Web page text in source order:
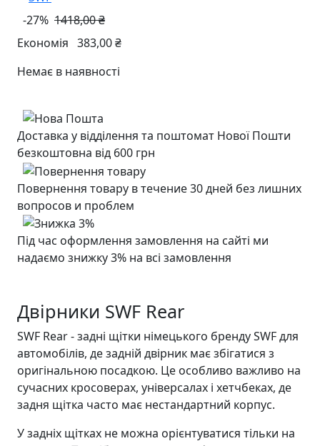
-27% 1418,00 ₴
Економія 383,00 ₴
Немає в наявності
Доставка у відділення та поштомат Нової Пошти
безкоштовна від 600 грн
Повернення товару в течение 30 дней без лишних
вопросов и проблем
Під час оформлення замовлення на сайті ми
надаємо знижку 3% на всі замовлення
Двірники SWF Rear
SWF Rear - задні щітки німецького бренду SWF для
автомобілів, де задній двірник має збігатися з
оригінальною посадкою. Це особливо важливо на
сучасних кросоверах, універсалах і хетчбеках, де
задня щітка часто має нестандартний корпус.
У задніх щітках не можна орієнтуватися тільки на